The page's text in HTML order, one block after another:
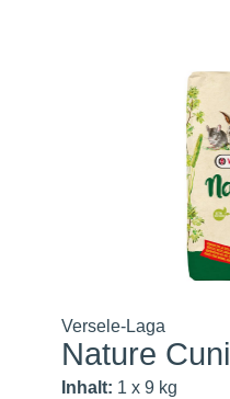
Versele-Laga
Nature Cuni
Inhalt: 1 x 9 kg